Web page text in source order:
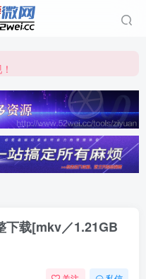
！
下载[mkv／1.21GB